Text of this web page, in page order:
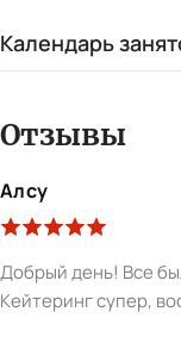
Календарь
Отзывы
Алсу
Добрый день! Все
Кейтеринг супер,